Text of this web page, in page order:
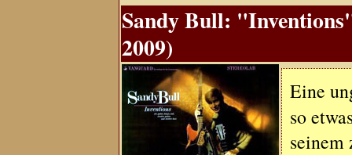
Sandy Bull:
2009)
Eine
so
seinem